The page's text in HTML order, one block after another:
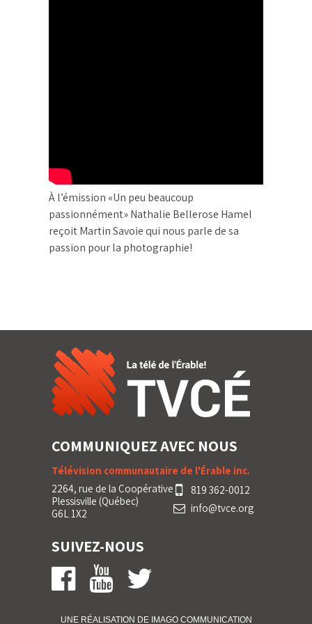
À l’émission «Un peu beaucoup
passionnément» Nathalie Bellerose Hamel
reçoit Martin Savoie qui nous parle de sa
passion pour la photographie!
COMMUNIQUEZ AVEC NOUS
Télévision communautaire de l'Érable inc.
2264, rue de la Coopérative
Plessisville (Québec)
G6L 1X2
819 362-0012
info@tvce.org
SUIVEZ-NOUS
UNE RÉALISATION DE IMAGOCOMMUNICATION